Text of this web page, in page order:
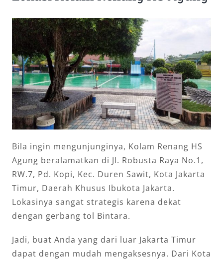
Bila ingin mengunjunginya, Kolam Renang HS
Agung beralamatkan di Jl. Robusta Raya No.1,
RW.7, Pd. Kopi, Kec. Duren Sawit, Kota Jakarta
Timur, Daerah Khusus Ibukota Jakarta.
Lokasinya sangat strategis karena dekat
dengan gerbang tol Bintara.
Jadi, buat Anda yang dari luar Jakarta Timur
dapat dengan mudah mengaksesnya. Dari Kota